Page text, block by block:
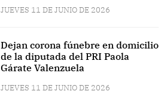
JUEVES 11 DE JUNIO DE 2026
Dejan corona fúnebre en domicilio
de la diputada del PRI Paola
Gárate Valenzuela
JUEVES 11 DE JUNIO DE 2026